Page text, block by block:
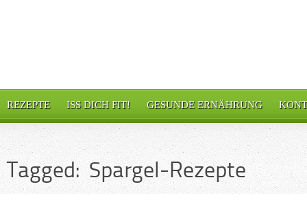
REZEPTE ISS DICH FIT! GESUNDE ERNÄHRUNG
Tagged: Spargel-Rezepte